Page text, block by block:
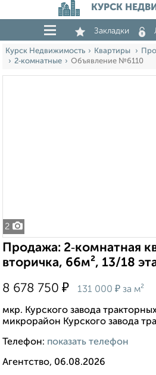
КУРСК
Закладки
Курск Недвижимость Квартиры
2‑комнатные
Объявление №6110
2
Продажа: 2‑комнатная
вторичка, 66м², 13/18
8 678 750 ₽ 131 000 ₽ за м²
мкр. Курского завода
микрорайон Курского завода
Телефон: показать телефон
Агентство, 06.08.2026